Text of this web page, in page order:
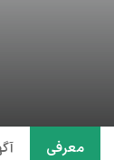
معرفی